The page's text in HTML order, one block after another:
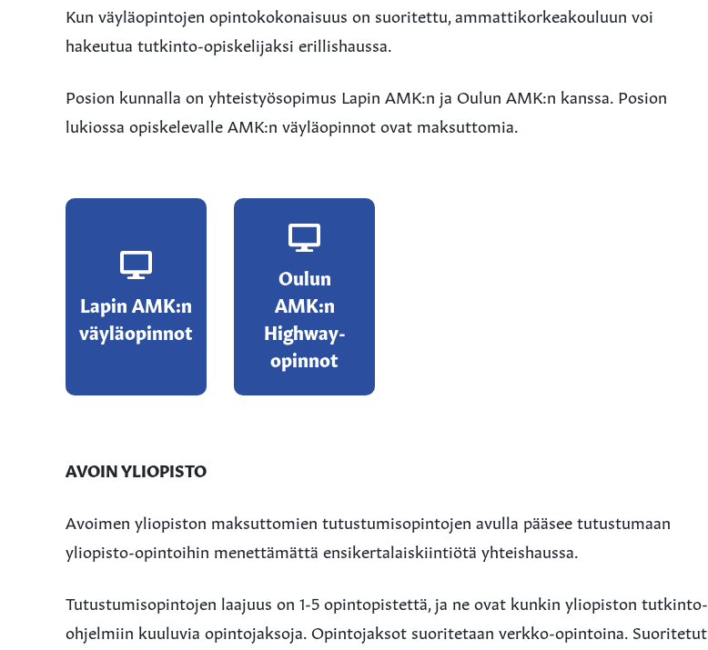
Kun väyläopintojen opintokokonaisuus on suoritettu, ammattikorkeakouluun voi
hakeutua tutkinto-opiskelijaksi erillishaussa.
Posion kunnalla on yhteistyösopimus Lapin AMK:n ja Oulun AMK:n kanssa. Posion
lukiossa opiskelevalle AMK:n väyläopinnot ovat maksuttomia.
Lapin AMK:n
väyläopinnot
Oulun
AMK:n
Highway-
opinnot
AVOIN YLIOPISTO
Avoimen yliopiston maksuttomien tutustumisopintojen avulla pääsee tutustumaan
yliopisto-opintoihin menettämättä ensikertalaiskiintiötä yhteishaussa.
Tutustumisopintojen laajuus on 1-5 opintopistettä, ja ne ovat kunkin yliopiston tutkinto-
ohjelmiin kuuluvia opintojaksoja. Opintojaksot suoritetaan verkko-opintoina. Suoritetut